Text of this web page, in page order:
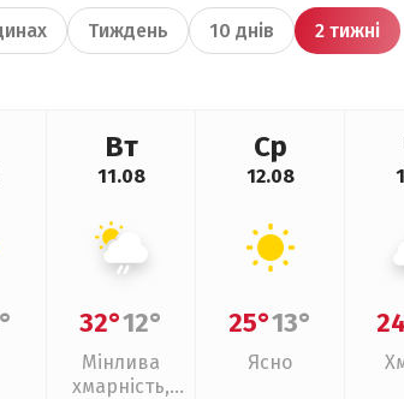
Тиждень 10 днів 2 тижні
Вт
11.08
32°12°
Мінлива
хмарність,
Ср
12.08
25°13°
Ясно